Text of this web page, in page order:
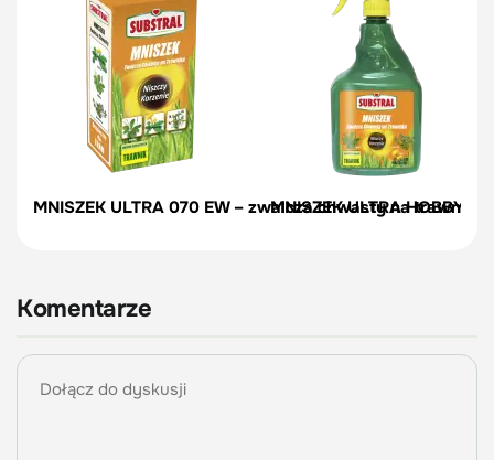
MNISZEK ULTRA 070 EW – zwalcza chwasty na
MNISZEK ULTRA HOBBY
Komentarze